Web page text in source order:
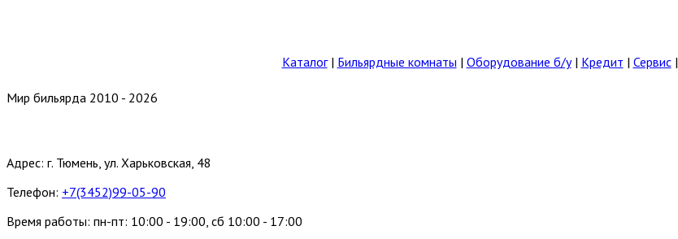
Каталог| Бильярдные комнаты | Оборудование б/у| Кредит | Сервис|
Мир бильярда 2010 - 2026
Адрес: г. Тюмень, ул. Харьковская, 48
Телефон: +7(3452)99-05-90
Время работы: пн-пт: 10:00 - 19:00, сб 10:00 - 17:00